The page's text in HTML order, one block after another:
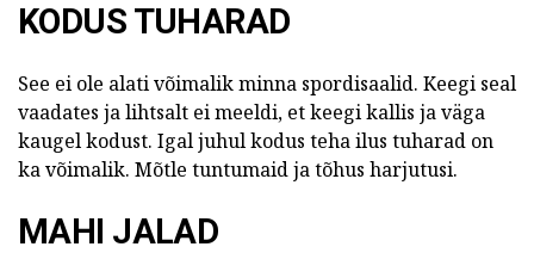
KODUS TUHARAD
See ei ole alati võimalik minna spordisaalid. Keegi seal
vaadates ja lihtsalt ei meeldi, et keegi kallis ja väga
kaugel kodust. Igal juhul kodus teha ilus tuharad on
ka võimalik. Mõtle tuntumaid ja tõhus harjutusi.
MAHI JALAD